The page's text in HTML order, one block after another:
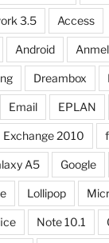
3.5 Access
Android
Dreambox
Email EPLAN
Exchange 2010
A5 Google
Lollipop
Note 10.1